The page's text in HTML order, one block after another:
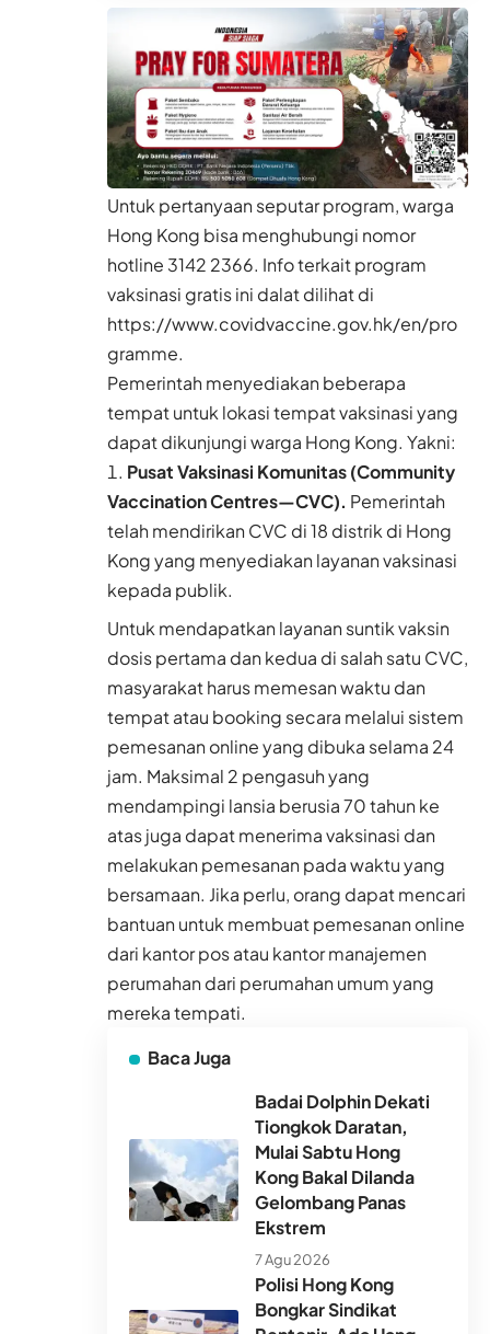
Untuk pertanyaan seputar program, warga
Hong Kong bisa menghubungi nomor
hotline 3142 2366. Info terkait program
vaksinasi gratis ini dalat dilihat di
https://www.covidvaccine.gov.hk/en/pro
gramme.
Pemerintah menyediakan beberapa
tempat untuk lokasi tempat vaksinasi yang
dapat dikunjungi warga Hong Kong. Yakni:
Pusat Vaksinasi Komunitas (Community
Vaccination Centres—CVC). Pemerintah
telah mendirikan CVC di 18 distrik di Hong
Kong yang menyediakan layanan vaksinasi
kepada publik.
Untuk mendapatkan layanan suntik vaksin
dosis pertama dan kedua di salah satu CVC,
masyarakat harus memesan waktu dan
tempat atau booking secara melalui sistem
pemesanan online yang dibuka selama 24
jam. Maksimal 2 pengasuh yang
mendampingi lansia berusia 70 tahun ke
atas juga dapat menerima vaksinasi dan
melakukan pemesanan pada waktu yang
bersamaan. Jika perlu, orang dapat mencari
bantuan untuk membuat pemesanan online
dari kantor pos atau kantor manajemen
perumahan dari perumahan umum yang
mereka tempati.
Baca Juga
Badai Dolphin Dekati
Tiongkok Daratan,
Mulai Sabtu Hong
Kong Bakal Dilanda
Gelombang Panas
Ekstrem
7 Agu 2026
Polisi Hong Kong
Bongkar Sindikat